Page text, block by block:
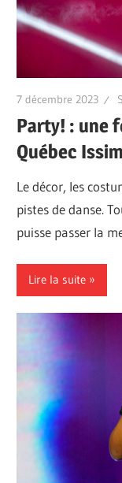
7 décembre 2023
Party! : une
Québec
Le décor, les
pistes de danse.
puisse passer la
Lire la suite